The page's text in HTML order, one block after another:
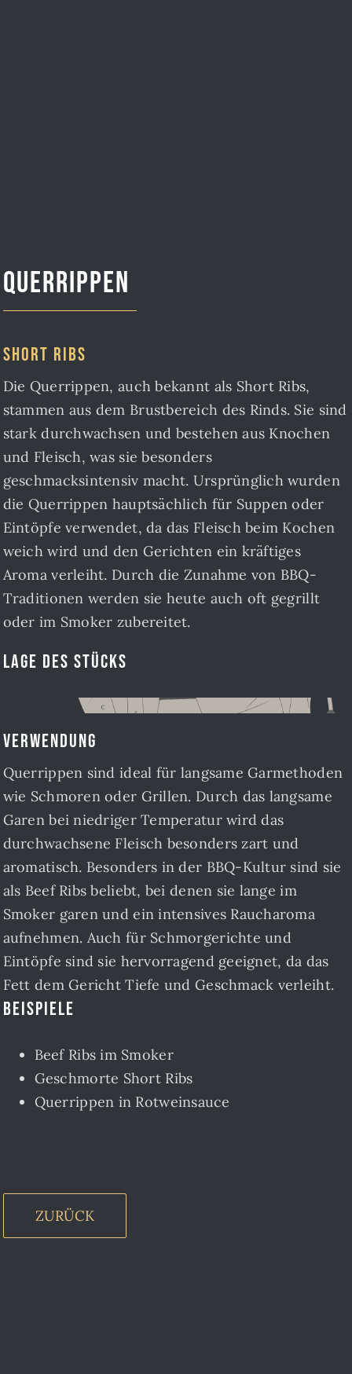
Querrippen
Short Ribs
Die Querrippen, auch bekannt als Short Ribs,
stammen aus dem Brustbereich des Rinds. Sie sind
stark durchwachsen und bestehen aus Knochen
und Fleisch, was sie besonders
geschmacksintensiv macht. Ursprünglich wurden
die Querrippen hauptsächlich für Suppen oder
Eintöpfe verwendet, da das Fleisch beim Kochen
weich wird und den Gerichten ein kräftiges
Aroma verleiht. Durch die Zunahme von BBQ-
Traditionen werden sie heute auch oft gegrillt
oder im Smoker zubereitet.
Lage des Stücks
Verwendung
Querrippen sind ideal für langsame Garmethoden
wie Schmoren oder Grillen. Durch das langsame
Garen bei niedriger Temperatur wird das
durchwachsene Fleisch besonders zart und
aromatisch. Besonders in der BBQ-Kultur sind sie
als Beef Ribs beliebt, bei denen sie lange im
Smoker garen und ein intensives Raucharoma
aufnehmen. Auch für Schmorgerichte und
Eintöpfe sind sie hervorragend geeignet, da das
Fett dem Gericht Tiefe und Geschmack verleiht.
Beispiele
Beef Ribs im Smoker
Geschmorte Short Ribs
Querrippen in Rotweinsauce
ZURÜCK